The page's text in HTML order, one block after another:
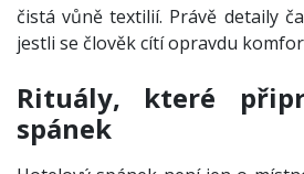
čistá vůně textilií. Právě detaily
jestli se člověk cítí opravdu
Rituály, které
spánek